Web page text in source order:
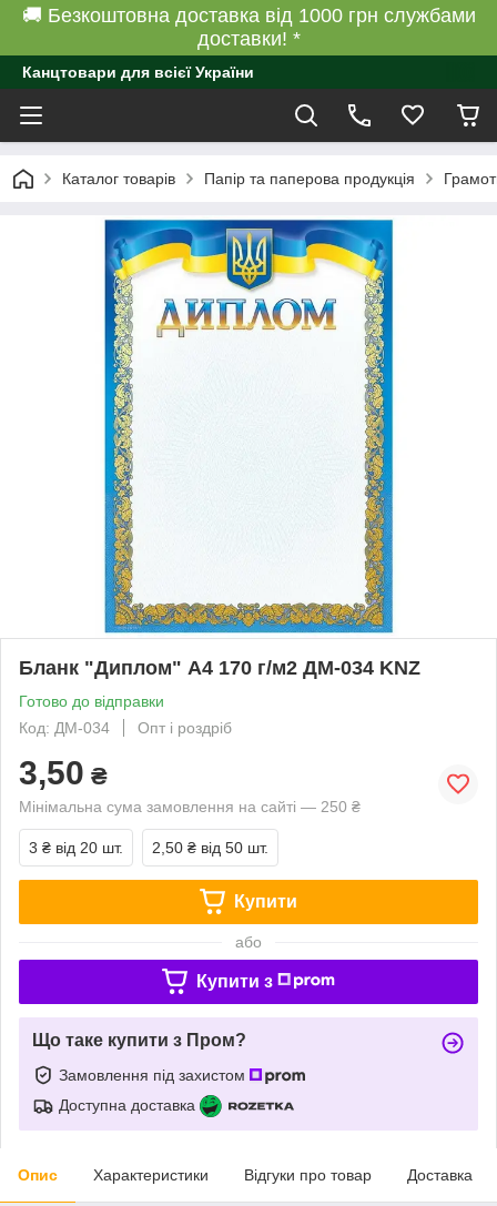
🚚 Безкоштовна доставка від 1000 грн службами
доставки! *
Канцтовари для всієї України
Каталог товарів Папір та паперова продукція
Бланк "Диплом" А4 170 г/м2 ДМ-034 KNZ
Готово до відправки
Код: ДМ-034
Опт і роздріб
3,50 ₴
Мінімальна сума замовлення на сайті — 250 ₴
3 ₴ від 20 шт. 2,50 ₴ від 50 шт.
Купити
або
Купити з
Що таке купити з Пром?
Замовлення під захистом
Доступна доставка
Опис Характеристики Відгуки про товар Доставка